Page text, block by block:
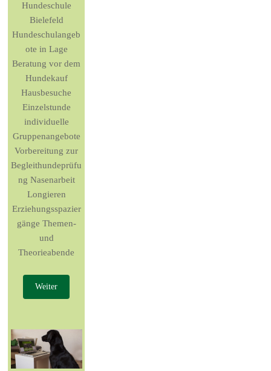
Hundeschule
Bielefeld
Hundeschulangeb
ote in Lage
Beratung vor dem
Hundekauf
Hausbesuche
Einzelstunde
individuelle
Gruppenangebote
Vorbereitung zur
Begleithundeprüfu
ng Nasenarbeit
Longieren
Erziehungsspazier
gänge Themen-
und
Theorieabende
Weiter